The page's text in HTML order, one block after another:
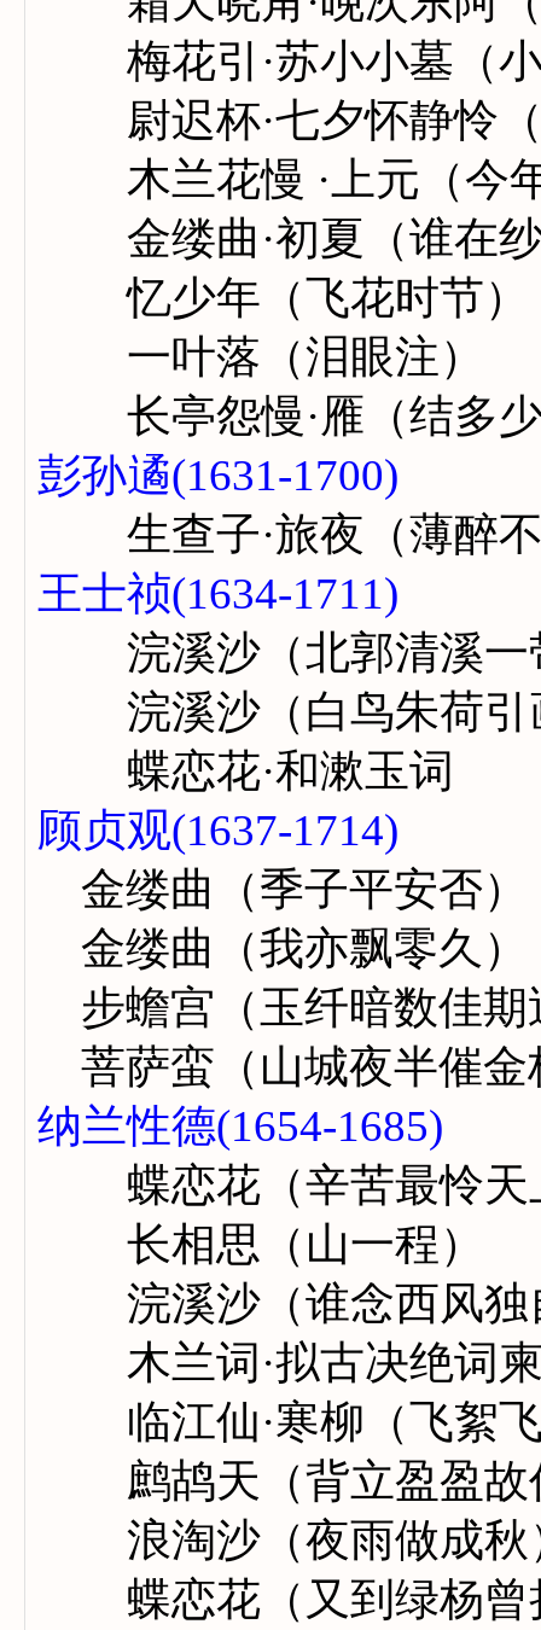
梅花引·苏小小墓（
尉迟杯·七夕怀静怜（
木兰花慢 ·上元（今
金缕曲·初夏（谁在
忆少年（飞花时节）
一叶落（泪眼注）
长亭怨慢·雁（结多少
彭孙遹(1631-1700)
生查子·旅夜（薄醉
王士祯(1634-1711)
浣溪沙（北郭清溪一
浣溪沙（白鸟朱荷引
蝶恋花·和漱玉词
顾贞观(1637-1714)
金缕曲（季子平安否）
金缕曲（我亦飘零久）
步蟾宫（玉纤暗数佳期
菩萨蛮（山城夜半催金
纳兰性德(1654-1685)
蝶恋花（辛苦最怜天
长相思（山一程）
浣溪沙（谁念西风独
木兰词·拟古决绝词
临江仙·寒柳（飞絮飞
鹧鸪天（背立盈盈故
浪淘沙（夜雨做成秋
蝶恋花（又到绿杨曾